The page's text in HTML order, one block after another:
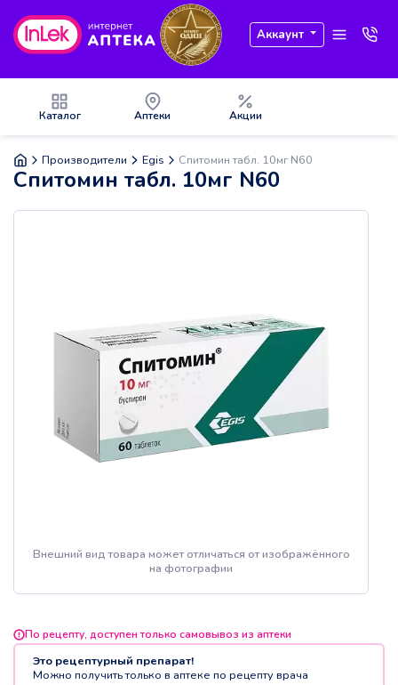
Аккаунт
Каталог Аптеки Акции
Производители Egis Спитомин табл. 10мг N60
Спитомин табл. 10мг N60
Внешний вид товара может отличаться от изображённого
на фотографии
По рецепту, доступен только самовывоз из аптеки
Это рецептурный препарат!
Можно получить только в аптеке по рецепту врача